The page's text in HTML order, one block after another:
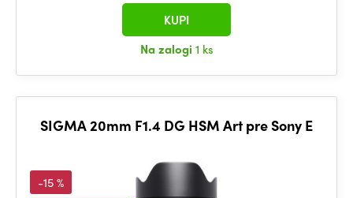
Na zalogi 1 ks
KUPI
SIGMA 20mm F1.4 DG HSM Art pre Sony E
-15 %